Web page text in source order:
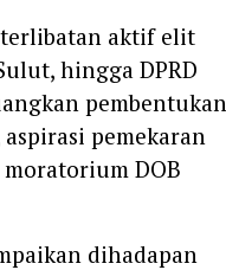
aktif elit
hingga DPRD
pembentukan
pemekaran
DOB
dihadapan